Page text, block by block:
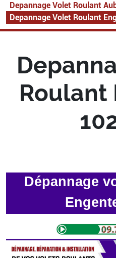
Depannage Volet Roulant
Depannage Volet Roulant
Roulant
Dépannage